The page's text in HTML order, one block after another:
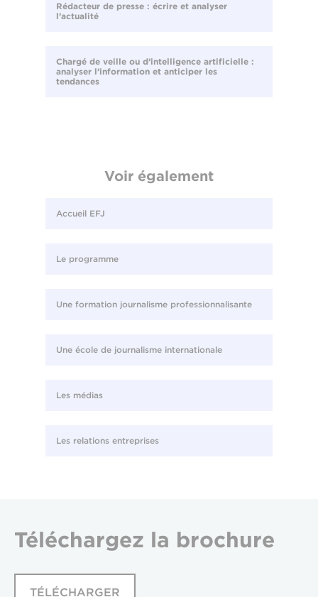
Rédacteur de presse : écrire et analyser
l’actualité
Chargé de veille ou d’intelligence artificielle :
analyser l’information et anticiper les
tendances
Voir également
Accueil EFJ
Le programme
Une formation journalisme professionnalisante
Une école de journalisme internationale
Les médias
Les relations entreprises
Téléchargez la brochure
TÉLÉCHARGER